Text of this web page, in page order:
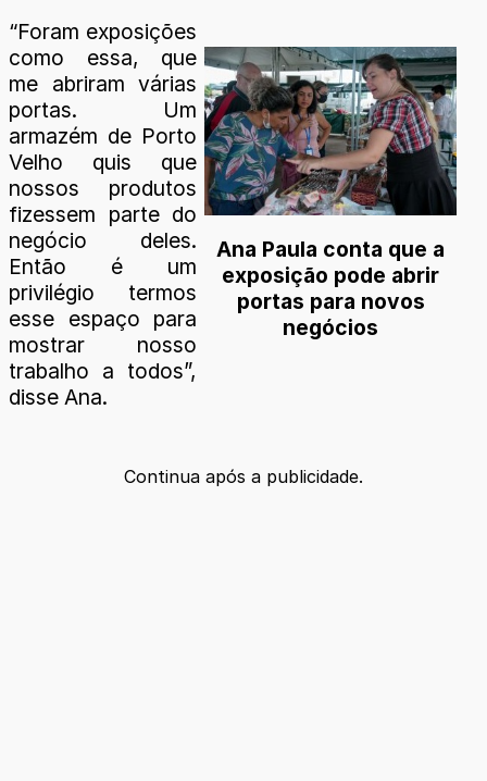
Ana Paula conta que a
exposição pode abrir
portas para novos
negócios
“Foram exposições
como essa, que
me abriram várias
portas. Um
armazém de Porto
Velho quis que
nossos produtos
fizessem parte do
negócio deles.
Então é um
privilégio termos
esse espaço para
mostrar nosso
trabalho a todos”,
disse Ana.
Continua após a publicidade.